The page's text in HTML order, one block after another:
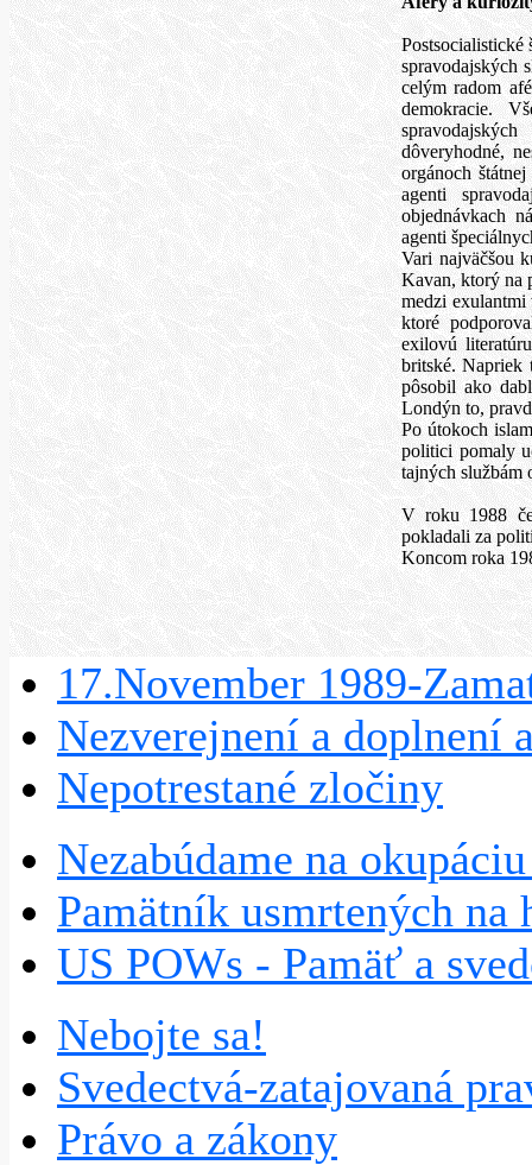
Postsocialistické
spravodajských
celým radom
demokracie.
dôveryhodné,
orgánoch
agenti
objednávkach
agenti
Vari najväčšou
Kavan, ktorý na
medzi
ktoré
exilovú
britské. Napriek
pôsobil ako
Londýn to,
Po útokoch
politici pomaly
tajných službám
V roku 1988
pokladali za
Koncom roka
17.November 1989-
Nezverejnení a doplnení
Nepotrestané zločiny
Nezabúdame na
Pamätník usmrtených na
US POWs - Pamäť a
Nebojte sa!
Svedectvá-zatajovaná
Právo a zákony